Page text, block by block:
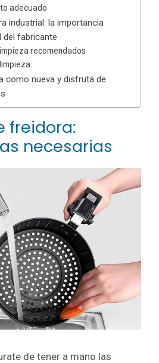
adecuado
industrial: la importancia
del fabricante
recomendados
como nueva y disfrutá de
freidora:
necesarias
de tener a mano las